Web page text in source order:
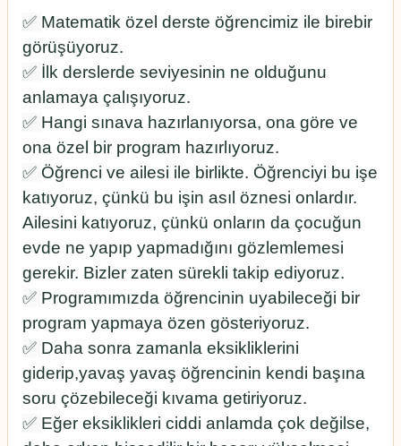
✅ Matematik özel derste öğrencimiz ile birebir
görüşüyoruz.
✅ İlk derslerde seviyesinin ne olduğunu
anlamaya çalışıyoruz.
✅ Hangi sınava hazırlanıyorsa, ona göre ve
ona özel bir program hazırlıyoruz.
✅ Öğrenci ve ailesi ile birlikte. Öğrenciyi bu işe
katıyoruz, çünkü bu işin asıl öznesi onlardır.
Ailesini katıyoruz, çünkü onların da çocuğun
evde ne yapıp yapmadığını gözlemlemesi
gerekir. Bizler zaten sürekli takip ediyoruz.
✅ Programımızda öğrencinin uyabileceği bir
program yapmaya özen gösteriyoruz.
✅ Daha sonra zamanla eksikliklerini
giderip,yavaş yavaş öğrencinin kendi başına
soru çözebileceği kıvama getiriyoruz.
✅ Eğer eksiklikleri ciddi anlamda çok değilse,